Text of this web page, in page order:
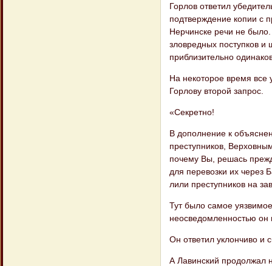
Горлов ответил
подтверждение копии с
Нерчинске речи не
зловредных поступков и
приблизи​тельно
На некоторое время все
Горлову второй запрос.
«Секретно!
В дополнение к
преступников,
почему Вы, решась
для перевозки их через
лили преступников на
Тут было самое
неосведомленностью он
Он ответил уклончиво и
А Лавинский продолжал